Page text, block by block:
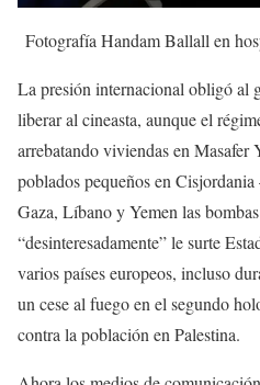
Fotografía Handam Ballall en
La presión internacional obligó al
liberar al cineasta, aunque el
arrebatando viviendas en Masafer
poblados pequeños en
Gaza, Líbano y Yemen las
“desinteresadamente” le surte
varios países europeos, incluso
un cese al fuego en el segundo
contra la población en Palestina.